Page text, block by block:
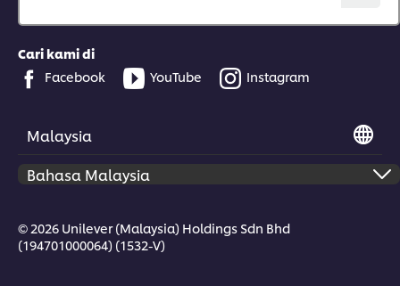
Cari kami di
Facebook
YouTube Instagram
Malaysia
© 2026 Unilever (Malaysia) Holdings Sdn Bhd
(194701000064) (1532-V)